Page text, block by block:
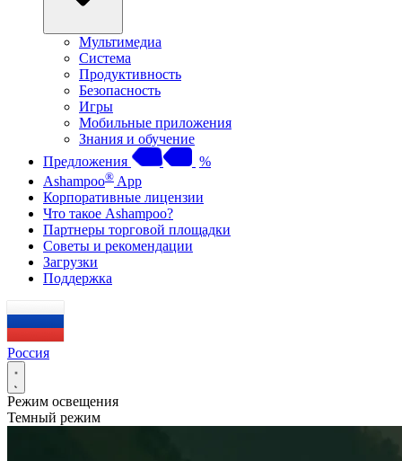
Мультимедиа
Система
Продуктивность
Безопасность
Игры
Мобильные приложения
Знания и обучение
Предложения
%
Ashampoo® App
Корпоративные лицензии
Что такое Ashampoo?
Партнеры торговой площадки
Советы и рекомендации
Загрузки
Поддержка
Россия
Режим освещения
Темный режим